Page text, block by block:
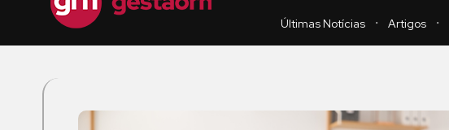
Últimas Notícias ・ Artigos ・